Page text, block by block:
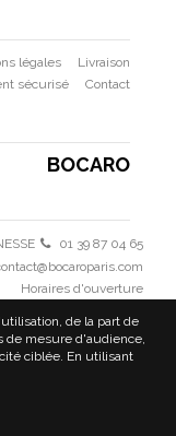
légales
Livraison
sécurisé Contact
BOCARO
01 39 87 04 65
Horaires d'ouverture
Samedi 10h - 18h
| BY
de la part de
de mesure d'audience,
ciblée. En utilisant